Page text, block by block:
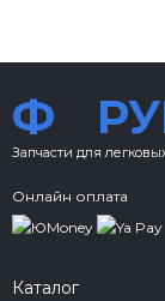
Ф
Запчасти для
Онлайн оплата
Каталог